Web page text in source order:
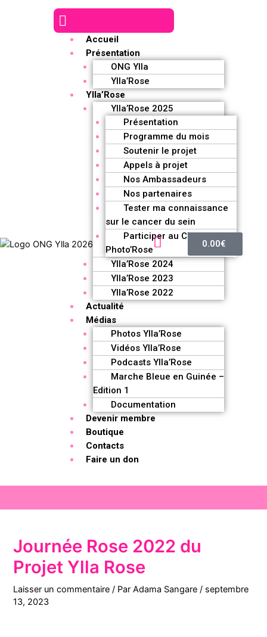
Accueil
Présentation
ONG Ylla
Ylla’Rose
Ylla’Rose
Ylla’Rose 2025
Présentation
Programme du mois
Soutenir le projet
Appels à projet
Nos Ambassadeurs
Nos partenaires
Tester ma connaissance
sur le cancer du sein
Participer au Challenge
Photo’Rose
Ylla’Rose 2024
Ylla’Rose 2023
Ylla’Rose 2022
Actualité
Médias
Photos Ylla’Rose
Vidéos Ylla’Rose
Podcasts Ylla’Rose
Marche Bleue en Guinée –
Edition 1
Documentation
Devenir membre
Boutique
Contacts
Faire un don
0.00€
Journée Rose 2022 du
Projet Ylla Rose
Laisser un commentaire / ParAdama Sangare / septembre
13, 2023